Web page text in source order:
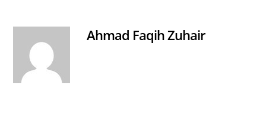
pp Ahmad Faqih Zuhair